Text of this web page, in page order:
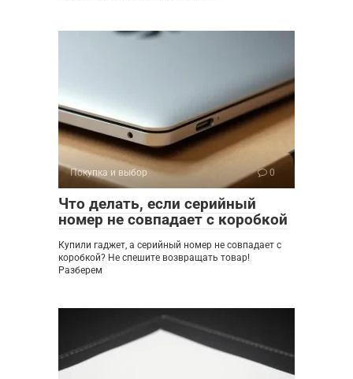
Покупка и выбор 0
Что делать, если серийный
номер не совпадает с коробкой
Купили гаджет, а серийный номер не совпадает с
коробкой? Не спешите возвращать товар!
Разберем